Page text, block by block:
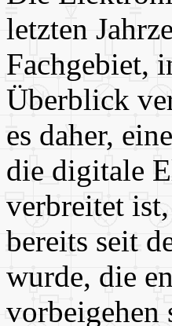
letzten
Fachgebiet,
Überblick
es daher,
die digitale
verbreitet
bereits seit
wurde, die
vorbeigehen